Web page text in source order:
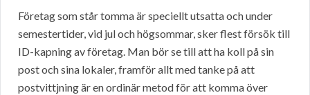
Företag som står tomma är speciellt utsatta och under
semestertider, vid jul och högsommar, sker flest försök till
ID-kapning av företag. Man bör se till att ha koll på sin
post och sina lokaler, framför allt med tanke på att
postvittjning är en ordinär metod för att komma över